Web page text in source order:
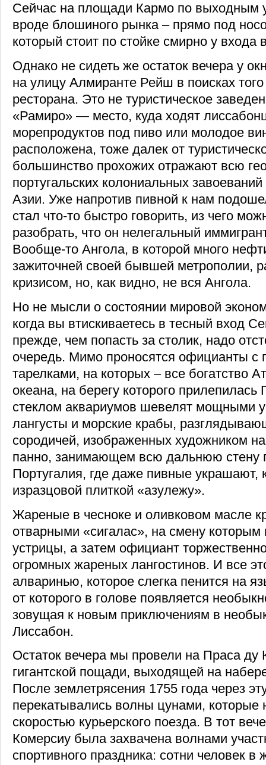
Сейчас на площади Кармо по выходным
вроде блошиного рынка – прямо под
который стоит по стойке смирно у входа
Однако не сидеть же остаток вечера у
на улицу Алмиранте Рейш в поисках
ресторана. Это не туристическое
«Рамиро» — место, куда ходят
морепродуктов под пиво или молодое
расположена, тоже далек от
большинство прохожих отражают всю
португальских колониальных
Азии. Уже напротив пивной к нам
стал что-то быстро говорить, из чего
разобрать, что он нелегальный
Вообще-то Ангола, в которой много
зажиточней своей бывшей метрополии,
кризисом, но, как видно, не вся Ангола.
Но не мысли о состоянии мировой
когда вы втискиваетесь в тесный вход
прежде, чем попасть за столик, надо
очередь. Мимо проносятся официанты с
тарелками, на которых – все богатство
океана, на берегу которого прилепилась
стеклом аквариумов шевелят мощными
лангусты и морские крабы,
сородичей, изображенных художником
панно, занимающем всю дальнюю стену
Португалия, где даже пивные украшают,
изразцовой плиткой «азулежу».
Жареные в чесноке и оливковом масле
отварными «сигалас», на смену которым
устрицы, а затем официант
огромных жареных лангостинов. И все
алваринью, которое слегка пенится на
от которого в голове появляется
зовущая к новым приключениям в
Лиссабон.
Остаток вечера мы провели на Праса ду
гигантской пощади, выходящей на
После землетрясения 1755 года через
перекатывались волны цунами, которые
скоростью курьерского поезда. В тот
Комерсиу была захвачена волнами
спортивного праздника: сотни человек